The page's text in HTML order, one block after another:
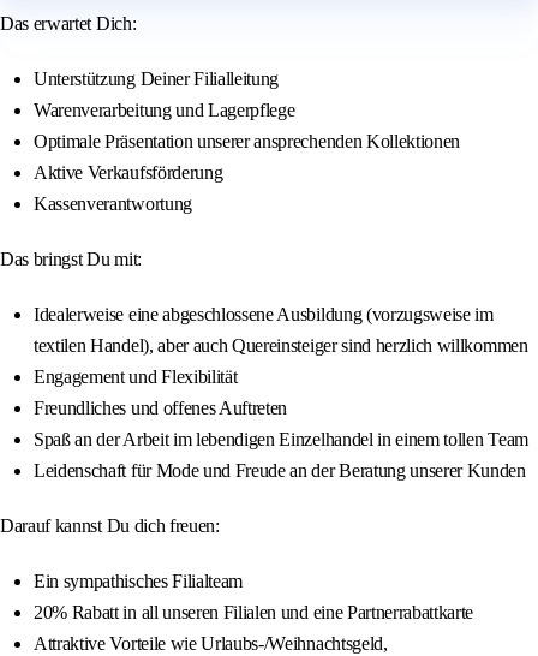
Das erwartet Dich:
Unterstützung Deiner Filialleitung
Warenverarbeitung und Lagerpflege
Optimale Präsentation unserer ansprechenden Kollektionen
Aktive Verkaufsförderung
Kassenverantwortung
Das bringst Du mit:
Idealerweise eine abgeschlossene Ausbildung (vorzugsweise im
textilen Handel), aber auch Quereinsteiger sind herzlich willkommen
Engagement und Flexibilität
Freundliches und offenes Auftreten
Spaß an der Arbeit im lebendigen Einzelhandel in einem tollen Team
Leidenschaft für Mode und Freude an der Beratung unserer Kunden
Darauf kannst Du dich freuen:
Ein sympathisches Filialteam
20% Rabatt in all unseren Filialen und eine Partnerrabattkarte
Attraktive Vorteile wie Urlaubs-/Weihnachtsgeld,